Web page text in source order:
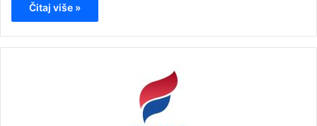
Čitaj više »